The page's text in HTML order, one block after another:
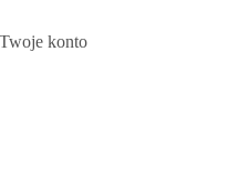
konto